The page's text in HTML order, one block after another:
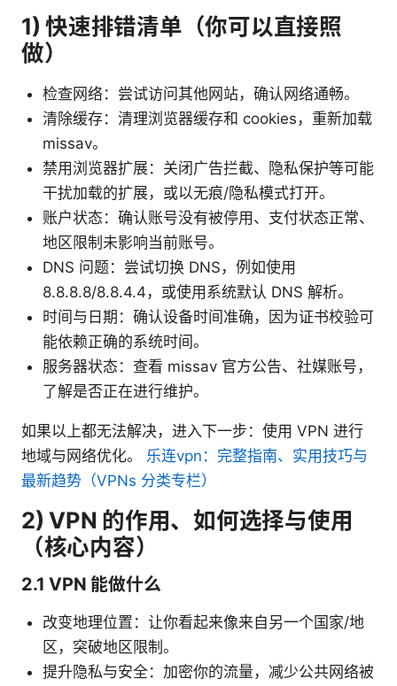
1) 快速排错清单（你可以直接照
做）
检查网络：尝试访问其他网站，确认网络通畅。
清除缓存：清理浏览器缓存和 cookies，重新加载
missav。
禁用浏览器扩展：关闭广告拦截、隐私保护等可能
干扰加载的扩展，或以无痕/隐私模式打开。
账户状态：确认账号没有被停用、支付状态正常、
地区限制未影响当前账号。
DNS 问题：尝试切换 DNS，例如使用
8.8.8.8/8.8.4.4，或使用系统默认 DNS 解析。
时间与日期：确认设备时间准确，因为证书校验可
能依赖正确的系统时间。
服务器状态：查看 missav 官方公告、社媒账号，
了解是否正在进行维护。
如果以上都无法解决，进入下一步：使用 VPN 进行
地域与网络优化。 乐连vpn：完整指南、实用技巧与
最新趋势（VPNs 分类专栏）
2) VPN 的作用、如何选择与使用
（核心内容）
2.1 VPN 能做什么
改变地理位置：让你看起来像来自另一个国家/地
区，突破地区限制。
提升隐私与安全：加密你的流量，减少公共网络被